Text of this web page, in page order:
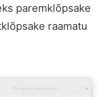
paremklõpsake
raamatu